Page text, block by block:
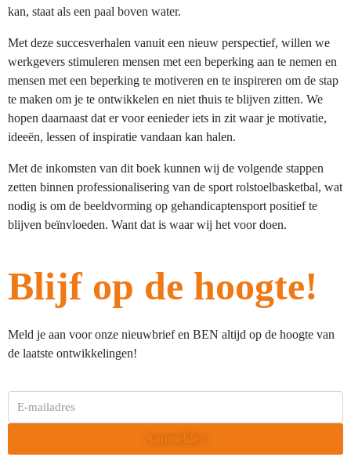
kan, staat als een paal boven water.
Met deze succesverhalen vanuit een nieuw perspectief, willen we
werkgevers stimuleren mensen met een beperking aan te nemen en
mensen met een beperking te motiveren en te inspireren om de stap
te maken om je te ontwikkelen en niet thuis te blijven zitten. We
hopen daarnaast dat er voor eenieder iets in zit waar je motivatie,
ideeën, lessen of inspiratie vandaan kan halen.
Met de inkomsten van dit boek kunnen wij de volgende stappen
zetten binnen professionalisering van de sport rolstoelbasketbal, wat
nodig is om de beeldvorming op gehandicaptensport positief te
blijven beïnvloeden. Want dat is waar wij het voor doen.
Blijf op de hoogte!
Meld je aan voor onze nieuwbrief en BEN altijd op de hoogte van
de laatste ontwikkelingen!
Aanmelden